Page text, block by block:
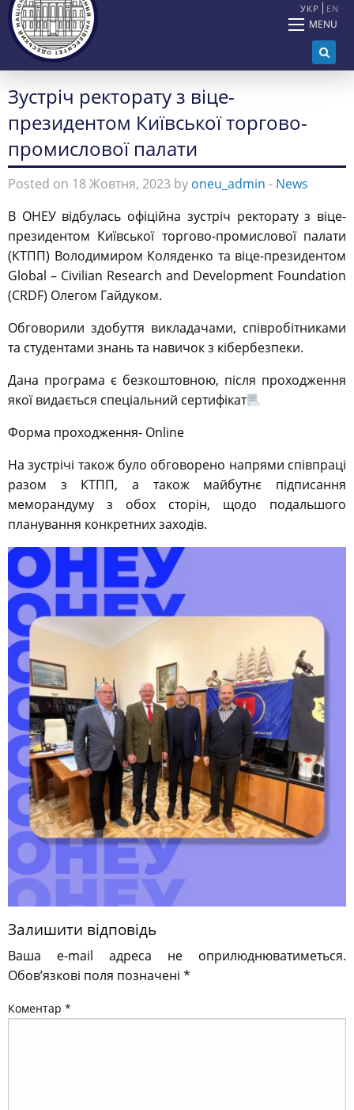
УКР EN
MENU
Зустріч ректорату з віце-
президентом Київської торгово-
промислової палати
Posted on 18 Жовтня, 2023 by oneu_admin - News
В ОНЕУ відбулась офіційна зустріч ректорату з віце-
президентом Київської торгово-промислової палати
(КТПП) Володимиром Коляденко та віце-президентом
Global – Civilian Research and Development Foundation
(CRDF) Олегом Гайдуком.
Обговорили здобуття викладачами, співробітниками
та студентами знань та навичок з кібербезпеки.
Дана програма є безкоштовною, після проходження
якої видається спеціальний сертифікат
Форма проходження- Online
На зустрічі також було обговорено напрями співпраці
разом з КТПП, а також майбутнє підписання
меморандуму з обох сторін, щодо подальшого
планування конкретних заходів.
Залишити відповідь
Ваша e-mail адреса не оприлюднюватиметься.
Обов’язкові поля позначені *
Коментар *